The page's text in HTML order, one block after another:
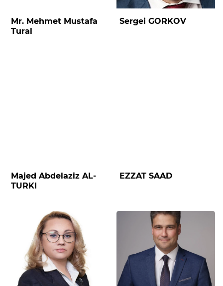
Mr. Mehmet Mustafa
Tural
Sergei GORKOV
Majed Abdelaziz AL-
TURKI
EZZAT SAAD